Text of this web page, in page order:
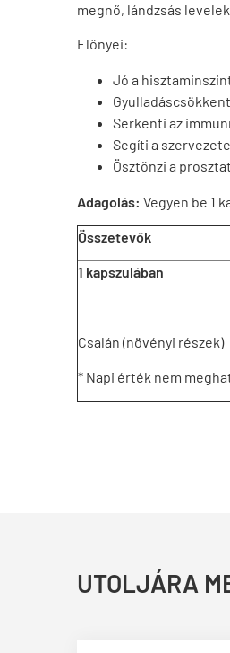
megnő, lándzsás
Előnyei:
Jó a
Serkenti az
Segíti a
Ösztönzi a
Adagolás: Vegyen be 1
Összetevők
1 kapszulában
Csalán (növényi részek)
* Napi érték nem
UTOLJÁRA